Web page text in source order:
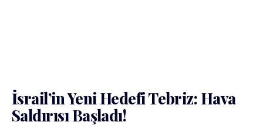
İsrail’in Yeni Hedefi Tebriz: Hava
Saldırısı Başladı!